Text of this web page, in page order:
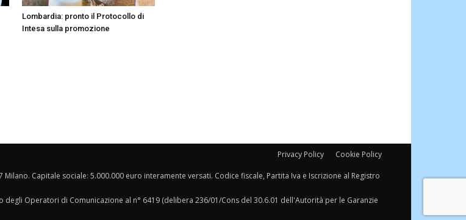
Lombardia: pronto il Protocollo di
Intesa sulla promozione
Privacy Policy Cookie Policy
Capitale sociale: 5.000.000 euro interamente versati. Codice fiscale, Partita Iva e Iscrizione al Registro
degli Operatori di Comunicazione al n° 6419 (delibera 236/01/Cons del 30.6.01 dell'Autorità per le Garanzie